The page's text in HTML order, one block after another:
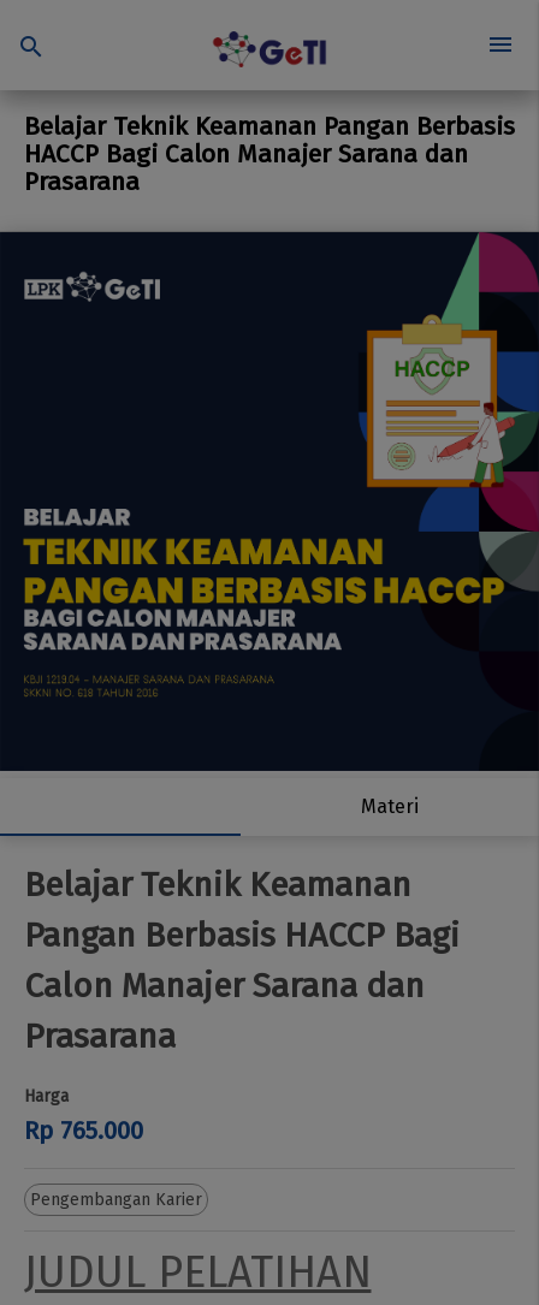
search menu
Belajar Teknik Keamanan Pangan Berbasis
HACCP Bagi Calon Manajer Sarana dan
Prasarana
Materi
Belajar Teknik Keamanan
Pangan Berbasis HACCP Bagi
Calon Manajer Sarana dan
Prasarana
Harga
Rp 765.000
Pengembangan Karier
JUDUL PELATIHAN